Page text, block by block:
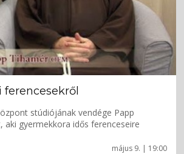
május 9. | 19:00
ferencesekről
stúdiójának vendége Papp
aki gyermekkora idős ferenceseire